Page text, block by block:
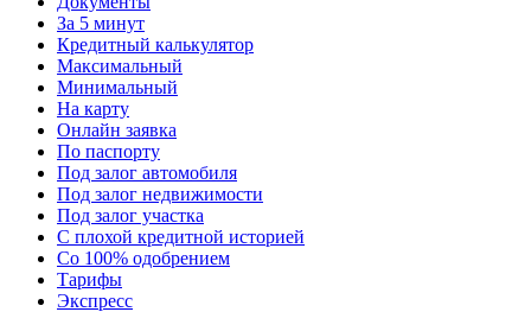
За 5 минут
Кредитный калькулятор
Максимальный
Минимальный
На карту
Онлайн заявка
По паспорту
Под залог автомобиля
Под залог недвижимости
Под залог участка
С плохой кредитной историей
Со 100% одобрением
Тарифы
Экспресс